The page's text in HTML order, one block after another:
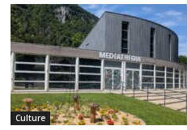
Culture